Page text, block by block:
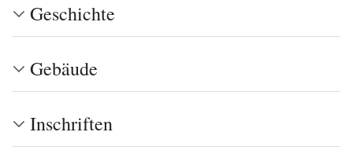
Geschichte
Gebäude
Inschriften